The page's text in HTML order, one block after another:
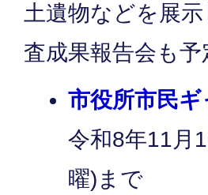
土遺物などを展
査成果報告会も
市役所市民
令和8年11月
曜)まで